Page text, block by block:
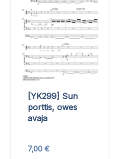
sivulla.
[YK299] Sun
porttis, owes
avaja
7,00 €